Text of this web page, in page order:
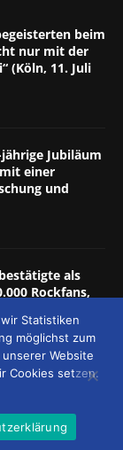
beim
nur mit der
(Köln, 11. Juli
Jubiläum
einer
und
als
Rockfans,
Statistiken
möglichst zum
Website
Cookies setzen.